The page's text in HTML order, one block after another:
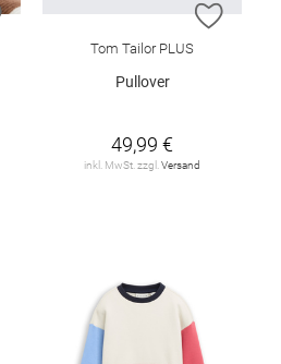
ZUR WUNSCHLISTE HINZUFÜGEN
ZUR
Tom Tailor PLUS
Pullover
49,99 €
inkl. MwSt. zzgl. Versand